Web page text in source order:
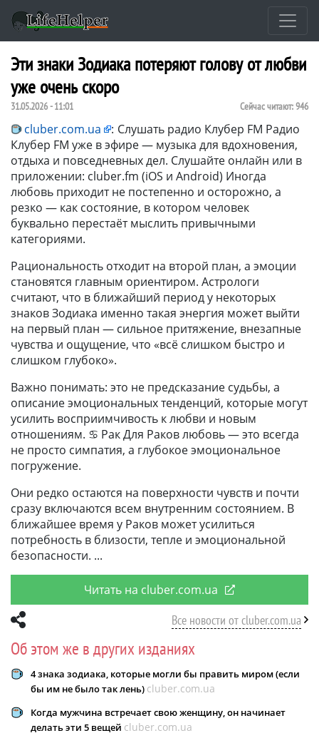
Эти знаки Зодиака потеряют голову от любви
уже очень скоро
31.05.2026 - 11:01 Сейчас читают:946
cluber.com.ua : Слушать радио Клубер FM Радио
Клубер FM уже в эфире — музыка для вдохновения,
отдыха и повседневных дел. Слушайте онлайн или в
приложении: cluber.fm (iOS и Android) Иногда
любовь приходит не постепенно и осторожно, а
резко — как состояние, в котором человек
буквально перестаёт мыслить привычными
категориями.
Рациональность отходит на второй план, а эмоции
становятся главным ориентиром. Астрологи
считают, что в ближайший период у некоторых
знаков Зодиака именно такая энергия может выйти
на первый план — сильное притяжение, внезапные
чувства и ощущение, что «всё слишком быстро и
слишком глубоко».
Важно понимать: это не предсказание судьбы, а
описание эмоциональных тенденций, которые могут
усилить восприимчивость к любви и новым
отношениям. ♋ Рак Для Раков любовь — это всегда
не просто симпатия, а глубокое эмоциональное
погружение.
Они редко остаются на поверхности чувств и почти
сразу включаются всем внутренним состоянием. В
ближайшее время у Раков может усилиться
потребность в близости, тепле и эмоциональной
безопасности.
Читать на cluber.com.ua
Все новости от cluber.com.ua
Об этом же в других изданиях
4 знака зодиака, которые могли бы править миром (если
бы им не было так лень) cluber.com.ua
Когда мужчина встречает свою женщину, он начинает
делать эти 5 вещей cluber.com.ua